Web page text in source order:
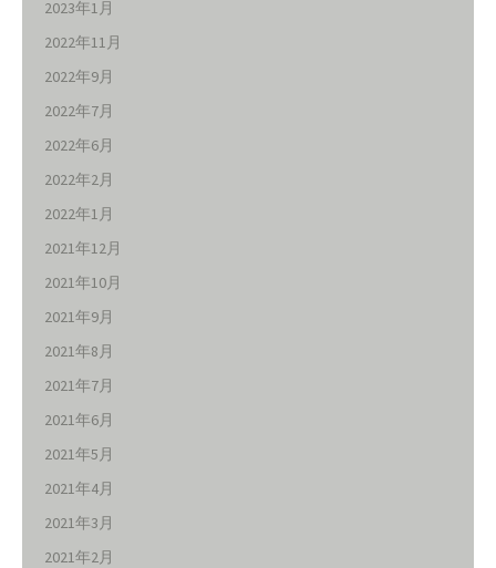
2023年1月
2022年11月
2022年9月
2022年7月
2022年6月
2022年2月
2022年1月
2021年12月
2021年10月
2021年9月
2021年8月
2021年7月
2021年6月
2021年5月
2021年4月
2021年3月
2021年2月